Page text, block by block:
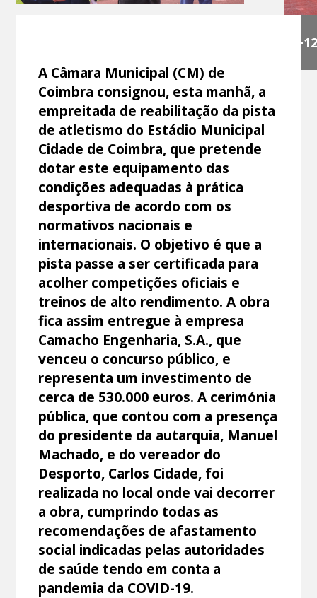
+12
A Câmara Municipal (CM) de
Coimbra consignou, esta manhã, a
empreitada de reabilitação da pista
de atletismo do Estádio Municipal
Cidade de Coimbra, que pretende
dotar este equipamento das
condições adequadas à prática
desportiva de acordo com os
normativos nacionais e
internacionais. O objetivo é que a
pista passe a ser certificada para
acolher competições oficiais e
treinos de alto rendimento. A obra
fica assim entregue à empresa
Camacho Engenharia, S.A., que
venceu o concurso público, e
representa um investimento de
cerca de 530.000 euros. A cerimónia
pública, que contou com a presença
do presidente da autarquia, Manuel
Machado, e do vereador do
Desporto, Carlos Cidade, foi
realizada no local onde vai decorrer
a obra, cumprindo todas as
recomendações de afastamento
social indicadas pelas autoridades
de saúde tendo em conta a
pandemia da COVID-19.